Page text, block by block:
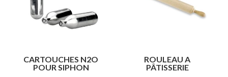
CARTOUCHES N2O
POUR SIPHON
ROULEAU A
PÂTISSERIE